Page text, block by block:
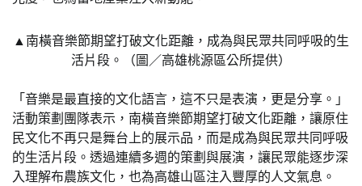
▲南橫音樂節期望打破文化距離，成為與民眾共同呼吸的生
活片段。（圖／高雄桃源區公所提供）
「音樂是最直接的文化語言，這不只是表演，更是分享。」
活動策劃團隊表示，南橫音樂節期望打破文化距離，讓原住
民文化不再只是舞台上的展示品，而是成為與民眾共同呼吸
的生活片段。透過連續多週的策劃與展演，讓民眾能逐步深
入理解布農族文化，也為高雄山區注入豐厚的人文氣息。